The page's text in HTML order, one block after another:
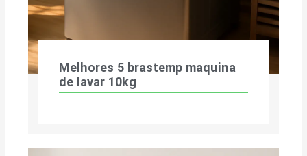
Melhores 5 brastemp maquina
de lavar 10kg